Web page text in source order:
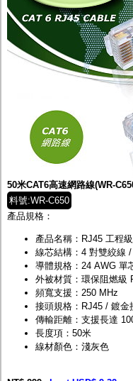
50米CAT6高速網路線(WR-
料號:WR-C650
產品規格：
產品名稱：RJ45 工程
線芯結構：4 對雙絞線
導體規格：24 AWG 單
外被材質：環保阻燃級
頻寬支援：250 MHz
接頭規格：RJ45 / 鍍
傳輸距離：支援長達
長度項：50米
線材顏色：淺灰色